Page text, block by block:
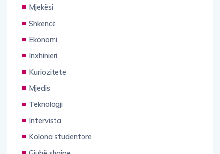
Mjekësi
Shkencë
Ekonomi
Inxhinieri
Kuriozitete
Mjedis
Teknologji
Intervista
Kolona studentore